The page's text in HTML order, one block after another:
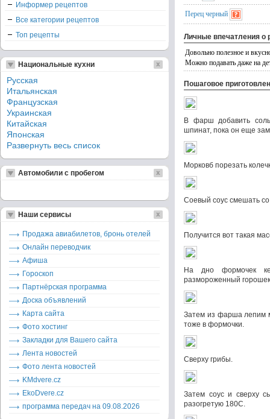
Перец черный
Личные впечатления о
Довольно полезное и
Можно подавать даже на
Пошаговое
В фарш добавить
шпинат, пока он еще
Морковб порезать
Соевый соус смешать
Получится вот такая
На дно формочек
размороженный
Затем из фарша лепим
тоже в формочки.
Сверху грибы.
Затем соус и сверху
разогретую 180С.
Информер рецептов
Все категории рецептов
Топ рецепты
Национальные кухни
Русская
Итальянская
Французская
Украинская
Китайская
Японская
Развернуть весь список
Автомобили с пробегом
Наши сервисы
Продажа авиабилетов, бронь отелей
Онлайн переводчик
Афиша
Гороскоп
Партнёрская программа
Доска объявлений
Карта сайта
Фото хостинг
Закладки для Вашего сайта
Лента новостей
Фото лента новостей
KMdvere.cz
EkoDvere.cz
программа передач на 09.08.2026